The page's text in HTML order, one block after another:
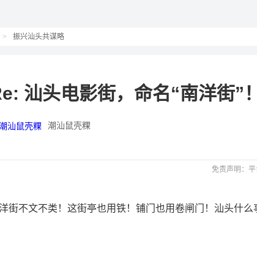
> 振兴汕头共谋略
汕头电影街，命名“南洋街”！
潮汕鼠壳粿
免责声明：
街不文不类！这街亭也用铁！铺门也用卷闸门！汕头什么